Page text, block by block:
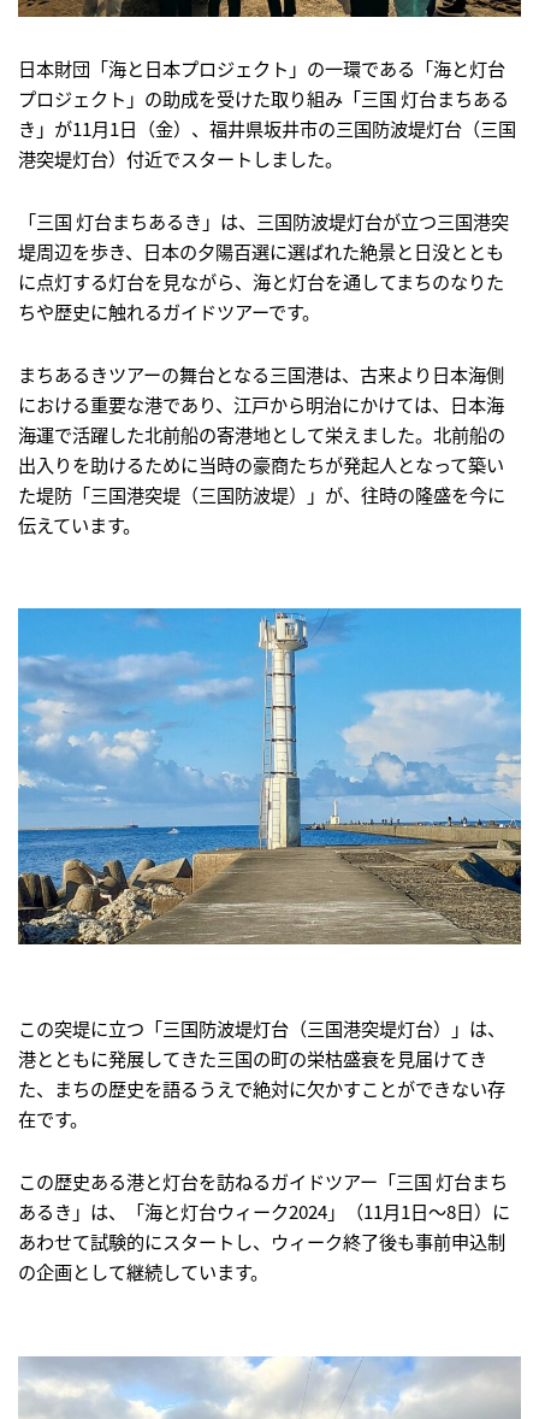
日本財団「海と日本プロジェクト」の一環である「海と灯台
プロジェクト」の助成を受けた取り組み「三国 灯台まちある
き」が11月1日（金）、福井県坂井市の三国防波堤灯台（三国
港突堤灯台）付近でスタートしました。
「三国 灯台まちあるき」は、三国防波堤灯台が立つ三国港突
堤周辺を歩き、日本の夕陽百選に選ばれた絶景と日没ととも
に点灯する灯台を見ながら、海と灯台を通してまちのなりた
ちや歴史に触れるガイドツアーです。
まちあるきツアーの舞台となる三国港は、古来より日本海側
における重要な港であり、江戸から明治にかけては、日本海
海運で活躍した北前船の寄港地として栄えました。北前船の
出入りを助けるために当時の豪商たちが発起人となって築い
た堤防「三国港突堤（三国防波堤）」が、往時の隆盛を今に
伝えています。
この突堤に立つ「三国防波堤灯台（三国港突堤灯台）」は、
港とともに発展してきた三国の町の栄枯盛衰を見届けてき
た、まちの歴史を語るうえで絶対に欠かすことができない存
在です。
この歴史ある港と灯台を訪ねるガイドツアー「三国 灯台まち
あるき」は、「海と灯台ウィーク2024」（11月1日～8日）に
あわせて試験的にスタートし、ウィーク終了後も事前申込制
の企画として継続しています。